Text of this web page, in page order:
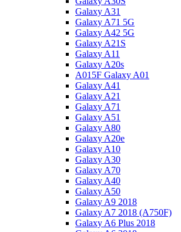
Galaxy A31
Galaxy A71 5G
Galaxy A42 5G
Galaxy A21S
Galaxy A11
Galaxy A20s
A015F Galaxy A01
Galaxy A41
Galaxy A21
Galaxy A71
Galaxy A51
Galaxy A80
Galaxy A20e
Galaxy A10
Galaxy A30
Galaxy A70
Galaxy A40
Galaxy A50
Galaxy A9 2018
Galaxy A7 2018 (A750F)
Galaxy A6 Plus 2018